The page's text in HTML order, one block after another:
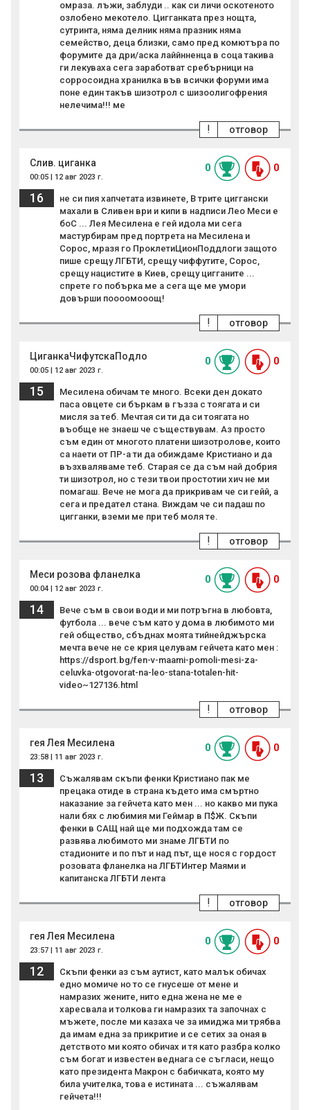
омраза. лъжи, заблуди .. как си личи оскотеното
озлобено мекотело. Цигганката през нощта,
сутринта, няма делник няма празник няма
семейство, деца близки, само пред комютъра по
форумите да дри/аска лаййнненца в соца такива
ги лекуваха сега заработват сребърници на
сорросоидна хранилка във всички форуми има
поне един такъв шизотрол с шизоолигофрения
нелечима!!! ме
отговор
!
Слив. циганка
00:05 | 12 авг 2023 г.
0 0
16
не си пия хапчетата извинете, В трите циггански
махали в Сливен ври и кипи в надписи Лео Меси е
боС ... Лея Месилена е гей идола ми сега
мастурбирам пред портрета на Месилена и
Сорос, мразя го ПроклетиЦионПоддлоги защото
пише срещу ЛГБТИ, срещу чиффутите, Сорос,
срещу нацистите в Киев, срещу цигганите ...
спрете го побърка ме а сега ще ме умори
довърши поооомооощ!
отговор
!
ЦиганкаЧифутскаПодло
00:05 | 12 авг 2023 г.
0 0
15
Месилена обичам те много. Всеки ден докато
паса овцете си бъркам в гъзза с тоягата и си
мисля за теб. Мечтая си ти да си тоягата но
въобще не знаеш че съществувам. Аз просто
съм един от многото платени шизотролове, които
са наети от ПР-а ти да обиждаме Кристиано и да
възхваляваме теб. Старая се да съм най добрия
ти шизотрол, но с тези твои простотии хич не ми
помагаш. Вече не мога да прикривам че си гейй, а
сега и предател стана. Виждам че си падаш по
цигганки, вземи ме при теб моля те.
отговор
!
Меси розова фланелка
00:04 | 12 авг 2023 г.
0 0
14
Вече съм в свои води и ми потръгна в любовта,
футбола ... вече съм като у дома в любимото ми
гей общество, сбъднах моята тийнейджърска
мечта вече не се крия целувам гейчета като мен :
https://dsport.bg/fen-v-maami-pomoli-mesi-za-
celuvka-otgovorat-na-leo-stana-totalen-hit-
video~127136.html
отговор
!
гея Лея Месилена
23:58 | 11 авг 2023 г.
0 0
13
Съжалявам скъпи фенки Кристиано пак ме
прецака отиде в страна където има смъртно
наказание за гейчета като мен ... но какво ми пука
нали бях с любимия ми Геймар в П$Ж. Скъпи
фенки в САЩ най ще ми подхожда там се
развява любимото ми знаме ЛГБТИ по
стадионите и по път и над път, ще нося с гордост
розовата фланелка на ЛГБТИнтер Маями и
капитанска ЛГБТИ лента
отговор
!
гея Лея Месилена
23:57 | 11 авг 2023 г.
0 0
12
Скъпи фенки аз съм аутист, като малък обичах
едно момиче но то се гнусеше от мене и
намразих жените, нито една жена не ме е
харесвала и толкова ги намразих та започнах с
мъжете, после ми казаха че за имиджа ми трябва
да имам една за прикритие и се сетих за оная в
детството ми която обичах и тя като разбра колко
съм богат и известен веднага се съгласи, нещо
като президента Макрон с бабичката, която му
била учителка, това е истината ... съжалявам
гейчета!!!